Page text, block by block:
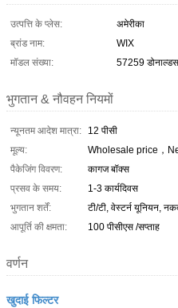
उत्पत्ति के प्लेस:
अमेरीका
ब्रांड नाम:
WIX
मॉडल संख्या:
57259
भुगतान & नौवहन नियमों
न्यूनतम आदेश मात्रा:
12 पीसी
मूल्य:
Wholesale price，
पैकेजिंग विवरण:
कागज बॉक्स
प्रसव के समय:
1-3 कार्यदिवस
भुगतान शर्तें:
टी/टी, वेस्टर्न यूनियन,
आपूर्ति की क्षमता:
100 पीसीएस /सप्ताह
वर्णन
खुदाई फिल्टर